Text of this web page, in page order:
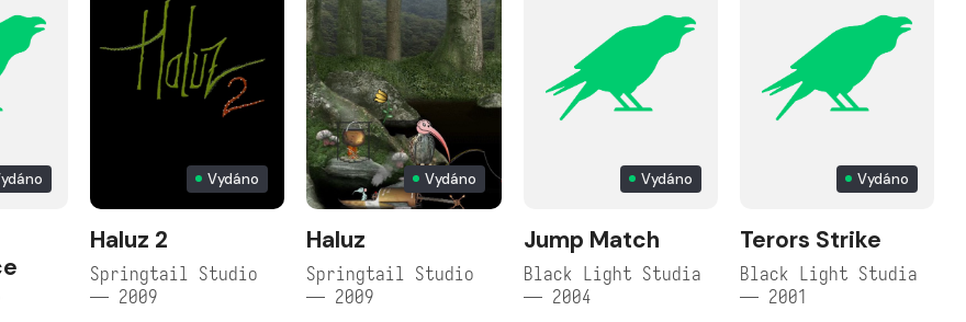
Vydáno
Haluz 2
Springtail Studio
— 2009
Vydáno
Haluz
Springtail Studio
— 2009
Vydáno
Jump Match
Black Light Studia
— 2004
Vydáno
Terors Strike
Black Light Studia
— 2001